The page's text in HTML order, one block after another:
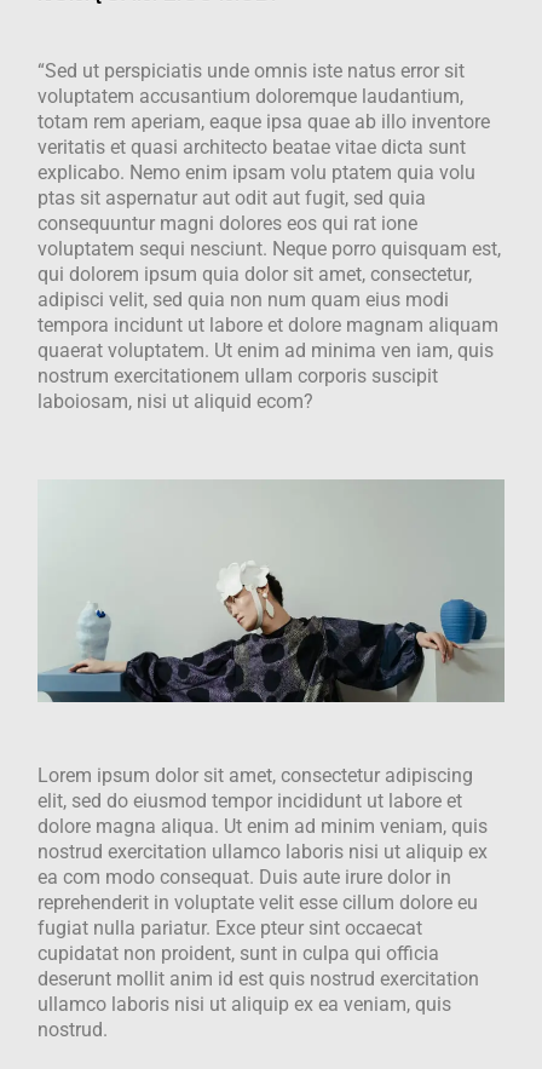
“Sed ut perspiciatis unde omnis iste natus error sit
voluptatem accusantium doloremque laudantium,
totam rem aperiam, eaque ipsa quae ab illo inventore
veritatis et quasi architecto beatae vitae dicta sunt
explicabo. Nemo enim ipsam volu ptatem quia volu
ptas sit aspernatur aut odit aut fugit, sed quia
consequuntur magni dolores eos qui rat ione
voluptatem sequi nesciunt. Neque porro quisquam est,
qui dolorem ipsum quia dolor sit amet, consectetur,
adipisci velit, sed quia non num quam eius modi
tempora incidunt ut labore et dolore magnam aliquam
quaerat voluptatem. Ut enim ad minima ven iam, quis
nostrum exercitationem ullam corporis suscipit
laboiosam, nisi ut aliquid ecom?
Lorem ipsum dolor sit amet, consectetur adipiscing
elit, sed do eiusmod tempor incididunt ut labore et
dolore magna aliqua. Ut enim ad minim veniam, quis
nostrud exercitation ullamco laboris nisi ut aliquip ex
ea com modo consequat. Duis aute irure dolor in
reprehenderit in voluptate velit esse cillum dolore eu
fugiat nulla pariatur. Exce pteur sint occaecat
cupidatat non proident, sunt in culpa qui officia
deserunt mollit anim id est quis nostrud exercitation
ullamco laboris nisi ut aliquip ex ea veniam, quis
nostrud.